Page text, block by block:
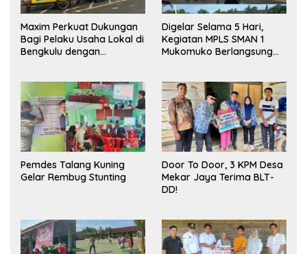
Maxim Perkuat Dukungan
Bagi Pelaku Usaha Lokal di
Bengkulu dengan
Pasar
Digelar Selama 5 Hari,
Kegiatan MPLS SMAN 1
Mukomuko Berlangsung
Pemdes Talang Kuning
Gelar Rembug Stunting
Door To Door, 3 KPM Desa
Mekar Jaya Terima BLT-
DD!